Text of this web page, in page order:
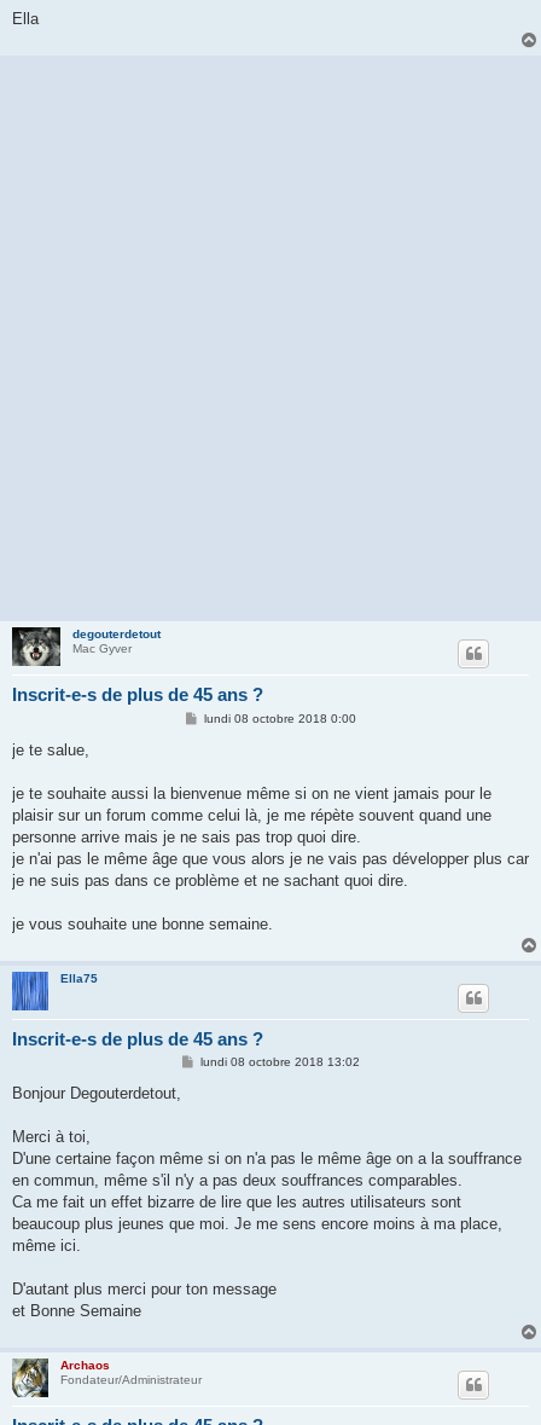
Ella
degouterdetout
Mac Gyver
Inscrit-e-s de plus de 45 ans ?
M
g
lundi 08 octobre 2018 0:00
je te salue,
je te souhaite aussi la bienvenue même si on ne vient jamais pour le
plaisir sur un forum comme celui là, je me répète souvent quand une
personne arrive mais je ne sais pas trop quoi dire.
je n'ai pas le même âge que vous alors je ne vais pas développer plus car
je ne suis pas dans ce problème et ne sachant quoi dire.
je vous souhaite une bonne semaine.
Ella75
Inscrit-e-s de plus de 45 ans ?
Mlundi 08 octobre 2018 13:02
Bonjour Degouterdetout,
Merci à toi,
D'une certaine façon même si on n'a pas le même âge on a la souffrance
en commun, même s'il n'y a pas deux souffrances comparables.
Ca me fait un effet bizarre de lire que les autres utilisateurs sont
beaucoup plus jeunes que moi. Je me sens encore moins à ma place,
même ici.
D'autant plus merci pour ton message
et Bonne Semaine
Archaos
Fondateur/Administrateur